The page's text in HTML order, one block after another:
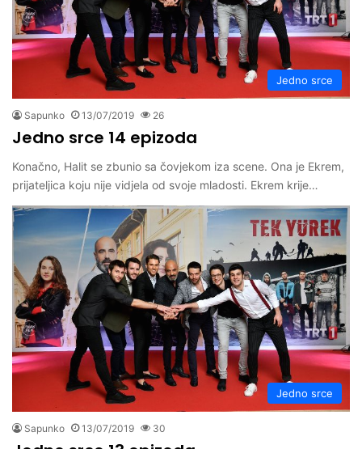
Jedno srce
Sapunko 13/07/2019 26
Jedno srce 14 epizoda
Konačno, Halit se zbunio sa čovjekom iza scene. Ona je Ekrem,
prijateljica koju nije vidjela od svoje mladosti. Ekrem krije…
Jedno srce
Sapunko 13/07/2019 30